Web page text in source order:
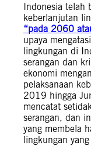
Indonesia telah
keberlanjutan
“pada 2060
upaya
lingkungan di
serangan dan
ekonomi
pelaksanaan
2019 hingga
mencatat
serangan, dan
yang membela
lingkungan